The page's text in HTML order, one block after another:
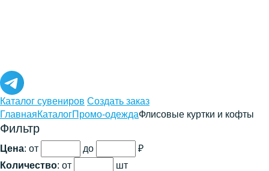
Каталог сувениров Создать заказ
ГлавнаяКаталогПромо-одеждаФлисовые куртки и кофты
Фильтр
Цена: от до
₽
Количество: от шт